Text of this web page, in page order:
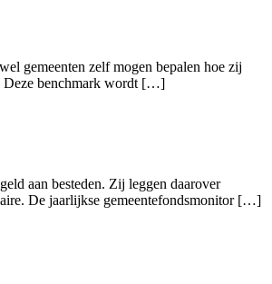
gemeenten zelf mogen bepalen hoe zij
Deze benchmark wordt […]
aan besteden. Zij leggen daarover
De jaarlijkse gemeentefondsmonitor […]